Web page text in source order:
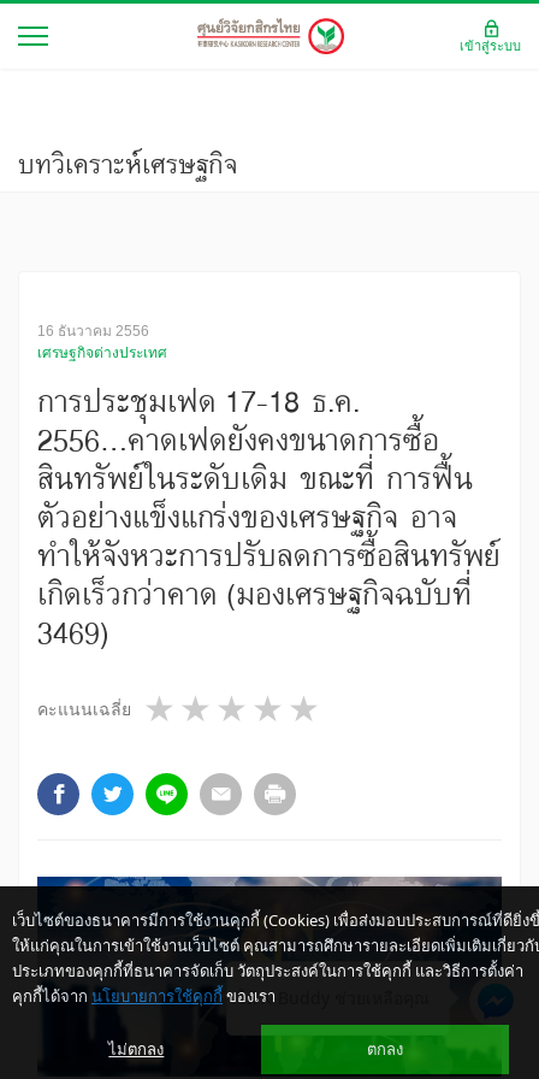
บทวิเคราะห์เศรษฐกิจ
16 ธันวาคม 2556
เศรษฐกิจต่างประเทศ
การประชุมเฟด 17-18 ธ.ค.
2556...คาดเฟดยังคงขนาดการซื้อ
สินทรัพย์ในระดับเดิม ขณะที่ การฟื้น
ตัวอย่างแข็งแกร่งของเศรษฐกิจ อาจ
ทำให้จังหวะการปรับลดการซื้อสินทรัพย์
เกิดเร็วกว่าคาด (มองเศรษฐกิจฉบับที่
3469)
คะแนนเฉลี่ย 4 stars
3 stars
2 stars
1 star
เว็บไซต์ของธนาคารมีการใช้งานคุกกี้ (Cookies) เพื่อส่งมอบประสบการณ์ที่ดียิ่ง
ให้แก่คุณในการเข้าใช้งานเว็บไซต์ คุณสามารถศึกษารายละเอียดเพิ่มเติมเกี่ยวกั
ประเภทของคุกกี้ที่ธนาคารจัดเก็บ วัตถุประสงค์ในการใช้คุกกี้ และวิธีการตั้งค่า
คุกกี้ได้จาก นโยบายการใช้คุกกี้ ของเรา
ไม่ตกลง ตกลง
เข้าสู่ระบบ
ให้ K-Buddy ช่วยเหลือคุณ